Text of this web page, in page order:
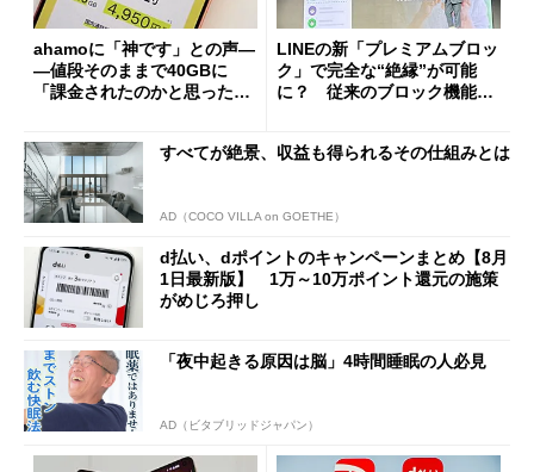
ahamoに「神です」との声―
―値段そのままで40GBに
「課金されたのかと思った」
LINEの新「プレミアムブロッ
ク」で完全な“絶縁”が可能
に？ 従来のブロック機能と
すべてが絶景、収益も得られるその仕組みとは
AD（COCO VILLA on GOETHE）
d払い、dポイントのキャンペーンまとめ【8月
1日最新版】 1万～10万ポイント還元の施策
がめじろ押し
「夜中起きる原因は脳」4時間睡眠の人必見
AD（ビタブリッドジャパン）